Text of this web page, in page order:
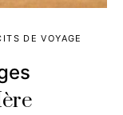
DE VOYAGE